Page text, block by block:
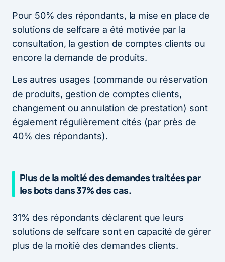
Pour 50% des répondants, la mise en place de
solutions de selfcare a été motivée par la
consultation, la gestion de comptes clients ou
encore la demande de produits.
Les autres usages (commande ou réservation
de produits, gestion de comptes clients,
changement ou annulation de prestation) sont
également régulièrement cités (par près de
40% des répondants).
Plus de la moitié des demandes traitées par
les bots dans 37% des cas.
31% des répondants déclarent que leurs
solutions de selfcare sont en capacité de gérer
plus de la moitié des demandes clients.